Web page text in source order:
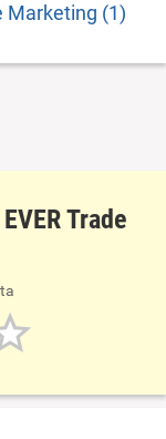
Marketing (1)
Trade